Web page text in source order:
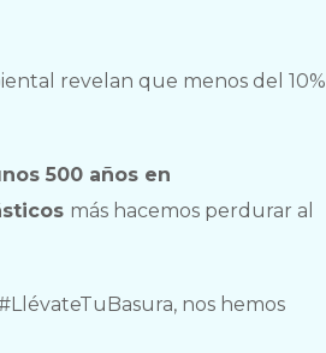
revelan que menos del 10%
500 años en
más hacemos perdurar al
nos hemos